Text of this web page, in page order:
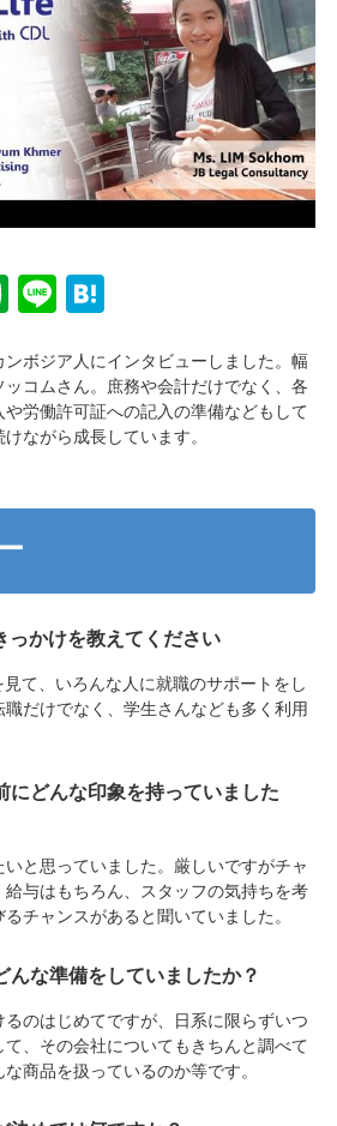
Evernote
Line
ボジア人にインタビューしました。幅
コムさん。庶務や会計だけでなく、各
労働許可証への記入の準備などもして
ながら成長しています。
っかけを教えてください
て、いろんな人に就職のサポートをし
だけでなく、学生さんなども多く利用
にどんな印象を持っていました
と思っていました。厳しいですがチャ
給与はもちろん、スタッフの気持ちを考
チャンスがあると聞いていました。
んな準備をしていましたか？
のはじめてですが、日系に限らずいつ
て、その会社についてもきちんと調べて
商品を扱っているのか等です。